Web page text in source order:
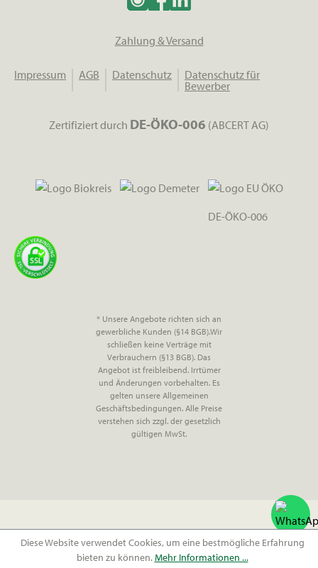
Zahlung & Versand
Impressum AGB Datenschutz
Datenschutz für
Bewerber
Zertifiziert durch DE-ÖKO-006 (ABCERT AG)
DE-ÖKO-006
* Unsere Angebote richten sich an
gewerbliche Kunden (§14 BGB).Wir
schließen keine Verträge mit
Verbrauchern (§13 BGB). Das
Angebot ist freibleibend. Irrtümer
und Änderungen vorbehalten. Es
gelten unsere Allgemeinen
Geschäftsbedingungen. Alle Preise
verstehen sich zzgl. der gesetzlich
gültigen MwSt.
Diese Website verwendet Cookies, um eine bestmögliche Erfahrung
bieten zu können.Mehr Informationen ...